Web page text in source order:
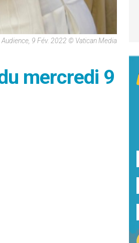
Audience, 9 Fév. 2022 © Vatican Media
mercredi 9